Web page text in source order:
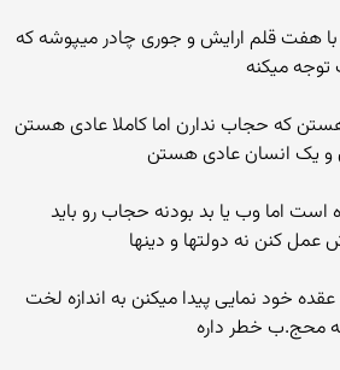
با هفت قلم ارایش و جوری چادر میپوشه که
توجه میکنه
هستن که حجاب ندارن اما کاملا عادی هستن
و یک انسان عادی هستن
اما وب یا بد بودنه حجاب رو باید
کنن نه دولتها و دینها
عقده خود نمایی پیدا میکنن به اندازه لخت
محج.ب خطر داره